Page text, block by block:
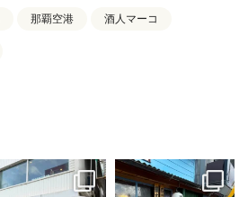
那覇空港 酒人マーコ